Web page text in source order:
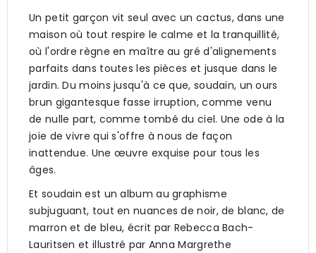
Un petit garçon vit seul avec un cactus, dans une
maison où tout respire le calme et la tranquillité,
où l'ordre règne en maître au gré d'alignements
parfaits dans toutes les pièces et jusque dans le
jardin. Du moins jusqu'à ce que, soudain, un ours
brun gigantesque fasse irruption, comme venu
de nulle part, comme tombé du ciel. Une ode à la
joie de vivre qui s'offre à nous de façon
inattendue. Une œuvre exquise pour tous les
âges.
Et soudain est un album au graphisme
subjuguant, tout en nuances de noir, de blanc, de
marron et de bleu, écrit par Rebecca Bach-
Lauritsen et illustré par Anna Margrethe